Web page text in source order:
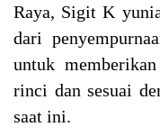
Raya, Sigit K
dari
untuk
rinci dan sesuai
saat ini.